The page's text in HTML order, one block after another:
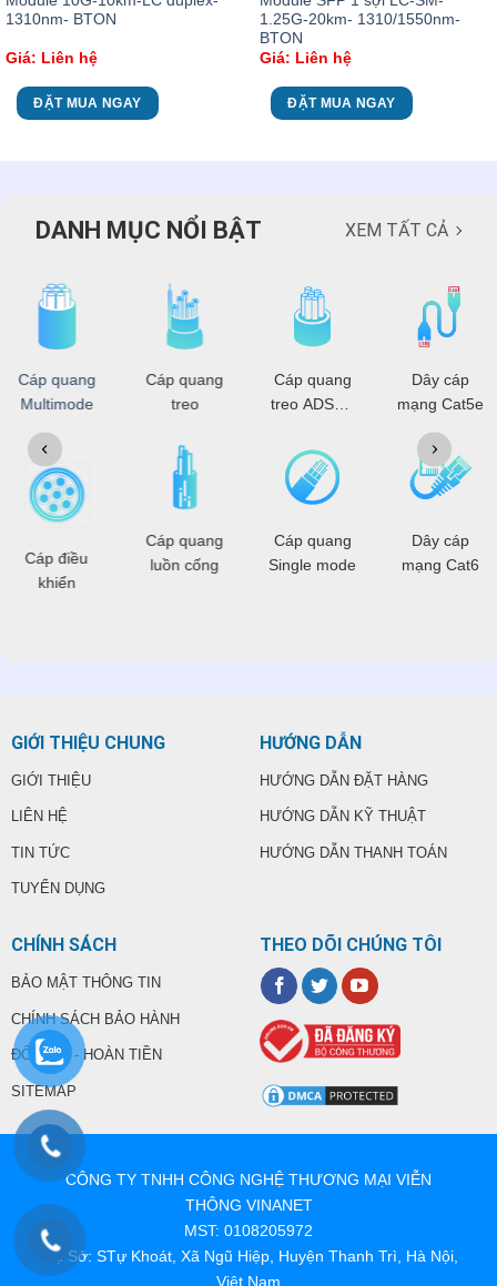
1310nm- BTON
Giá: Liên hệ
ĐẶT MUA NGAY
1.25G-20km- 1310/1550nm-
BTON
Giá: Liên hệ
ĐẶT MUA NGAY
DANH MỤC NỔI BẬT XEM TẤT CẢ
Cáp quang
Multimode
Cáp điều
khiển
Cáp quang
treo
Cáp quang
luồn cống
Cáp quang
treo ADSS -
Cáp quang
Single mode
Dây cáp
mạng Cat5e
Dây cáp
mạng Cat6
GIỚI THIỆU CHUNG
GIỚI THIỆU
LIÊN HỆ
TIN TỨC
TUYỂN DỤNG
HƯỚNG DẪN
HƯỚNG DẪN ĐẶT HÀNG
HƯỚNG DẪN KỸ THUẬT
HƯỚNG DẪN THANH TOÁN
CHÍNH SÁCH
BẢO MẬT THÔNG TIN
CHÍNH SÁCH BẢO HÀNH
ĐỔI TRẢ - HOÀN TIỀN
SITEMAP
THEO DÕI CHÚNG TÔI
CÔNG TY TNHH CÔNG NGHỆ THƯƠNG MẠI VIỄN
THÔNG VINANET
MST: 0108205972
Trụ Sở: STự Khoát, Xã Ngũ Hiệp, Huyện Thanh Trì, Hà Nội,
Việt Nam